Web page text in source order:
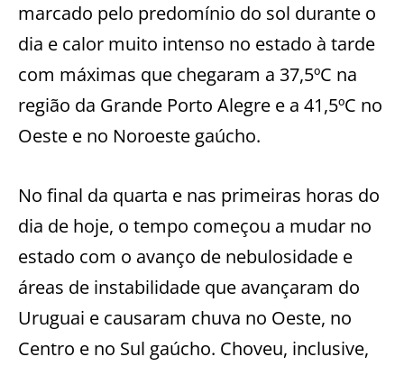
marcado pelo predomínio do sol durante o
dia e calor muito intenso no estado à tarde
com máximas que chegaram a 37,5ºC na
região da Grande Porto Alegre e a 41,5ºC no
Oeste e no Noroeste gaúcho.
No final da quarta e nas primeiras horas do
dia de hoje, o tempo começou a mudar no
estado com o avanço de nebulosidade e
áreas de instabilidade que avançaram do
Uruguai e causaram chuva no Oeste, no
Centro e no Sul gaúcho. Choveu, inclusive,